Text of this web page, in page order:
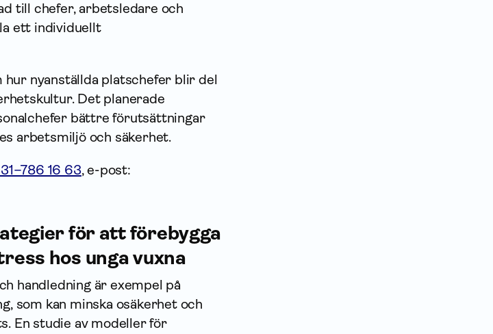
till chefer, arbetsledare och
ett individuellt
nyanställda platschefer blir del
Det planerade
bättre förutsättningar
arbetsmiljö och säkerhet.
16 63, e-post:
för att förebygga
hos unga vuxna
handledning är exempel på
som kan minska osäkerhet och
En studie av modeller för